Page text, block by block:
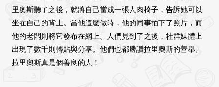
里奧斯聽了之後，就將自己當成一張人肉椅子，告訴她可以
坐在自己的背上。當他這麼做時，他的同事拍下了照片，而
他的老闆則將它發布在網上。人們見到了之後，社群媒體上
出現了數千則轉貼與分享。他們也都勝讚拉里奧斯的善舉。
拉里奧斯真是個善良的人！